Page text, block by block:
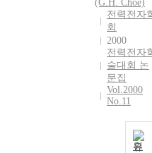
(G.H. Choe)
전력전자
회
2000
전력전자
술대회 논
문집
Vol.2000
No.11
원